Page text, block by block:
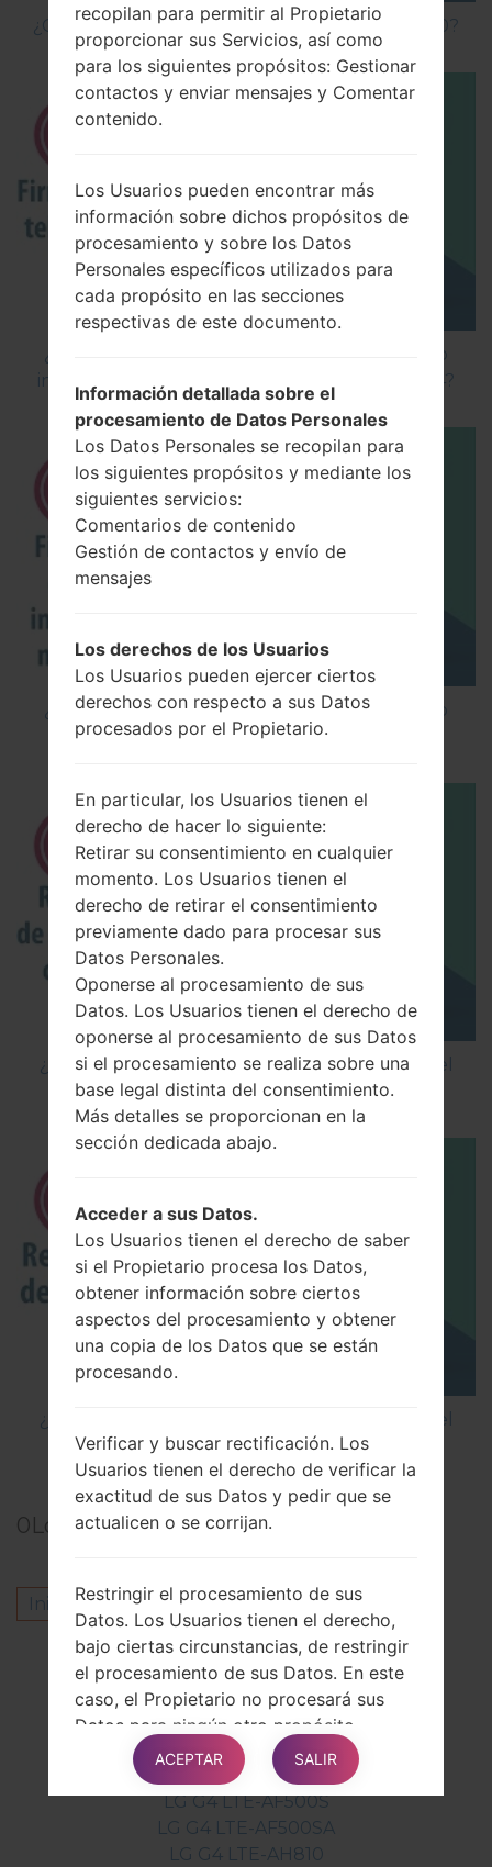
¿Cómo hacer Reinicio Completo en LG G5 H850?
¿Cómo instalar Firmware Oficial en el teléfono
inteligente de LG mediante LG Flash Tool 2014?
¿Cómo instalar Firmware Oficial en el teléfono
inteligente de LG mediante LG UP?
¿Cómo restablecer datos de fábrica a través del
código en LG Cookie Smart T375?
¿Cómo restablecer datos de fábrica a través del
menú en LG G5 H850?
0Los comentarios
Inicie la sesión para dejar su comentario.
Otros modelos de esta serie
LG G4 LTE-AAS986
LG G4 LTE-AF500K
LG G4 LTE-AF500KA
LG G4 LTE-AF500L
LG G4 LTE-AF500S
LG G4 LTE-AF500SA
LG G4 LTE-AH810
recopilan para permitir al Propietario
proporcionar sus Servicios, así como
para los siguientes propósitos: Gestionar
contactos y enviar mensajes y Comentar
contenido.
Los Usuarios pueden encontrar más
información sobre dichos propósitos de
procesamiento y sobre los Datos
Personales específicos utilizados para
cada propósito en las secciones
respectivas de este documento.
Información detallada sobre el
procesamiento de Datos Personales
Los Datos Personales se recopilan para
los siguientes propósitos y mediante los
siguientes servicios:
Comentarios de contenido
Gestión de contactos y envío de
mensajes
Los derechos de los Usuarios
Los Usuarios pueden ejercer ciertos
derechos con respecto a sus Datos
procesados por el Propietario.
En particular, los Usuarios tienen el
derecho de hacer lo siguiente:
Retirar su consentimiento en cualquier
momento. Los Usuarios tienen el
derecho de retirar el consentimiento
previamente dado para procesar sus
Datos Personales.
Oponerse al procesamiento de sus
Datos. Los Usuarios tienen el derecho de
oponerse al procesamiento de sus Datos
si el procesamiento se realiza sobre una
base legal distinta del consentimiento.
Más detalles se proporcionan en la
sección dedicada abajo.
Acceder a sus Datos.
Los Usuarios tienen el derecho de saber
si el Propietario procesa los Datos,
obtener información sobre ciertos
aspectos del procesamiento y obtener
una copia de los Datos que se están
procesando.
Verificar y buscar rectificación. Los
Usuarios tienen el derecho de verificar la
exactitud de sus Datos y pedir que se
actualicen o se corrijan.
Restringir el procesamiento de sus
Datos. Los Usuarios tienen el derecho,
bajo ciertas circunstancias, de restringir
el procesamiento de sus Datos. En este
caso, el Propietario no procesará sus
Datos para ningún otro propósito
distinto del de conservarlos.
Hacer que sus Datos Personales sean
eliminados. Los Usuarios tienen el
ACEPTAR SALIR